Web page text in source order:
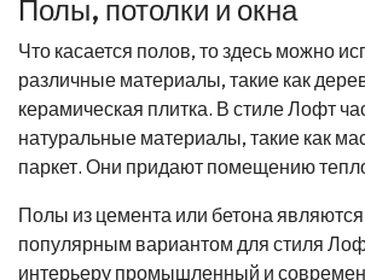
Полы, потолки и окна
Что касается полов, то здесь можно
различные материалы, такие как
керамическая плитка. В стиле Лофт
натуральные материалы, такие как
паркет. Они придают помещению
Полы из цемента или бетона
популярным вариантом для стиля
интерьеру промышленный и